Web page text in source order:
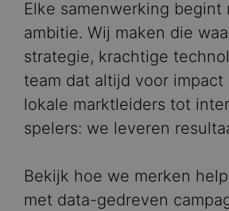
Elke samenwerking begint
ambitie. Wij maken die
strategie, krachtige
team dat altijd voor impact
lokale marktleiders tot
spelers: we leveren
Bekijk hoe we merken
met data-gedreven